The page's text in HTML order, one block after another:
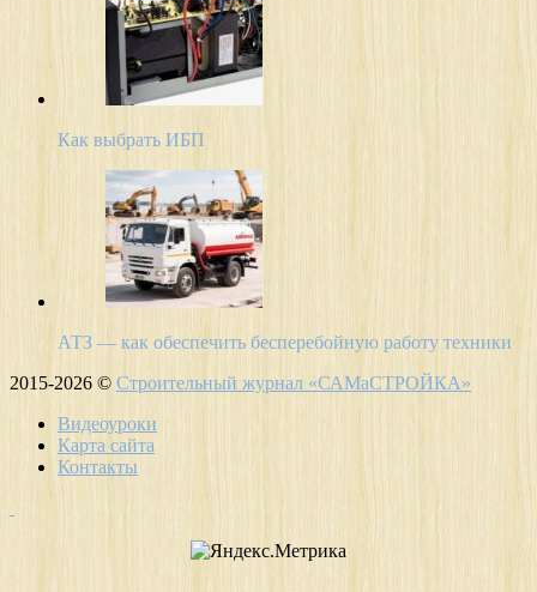
Как выбрать ИБП
АТЗ — как обеспечить бесперебойную работу техники
2015-2026 © Строительный журнал «САМаСТРОЙКА»
Видеоуроки
Карта сайта
Контакты